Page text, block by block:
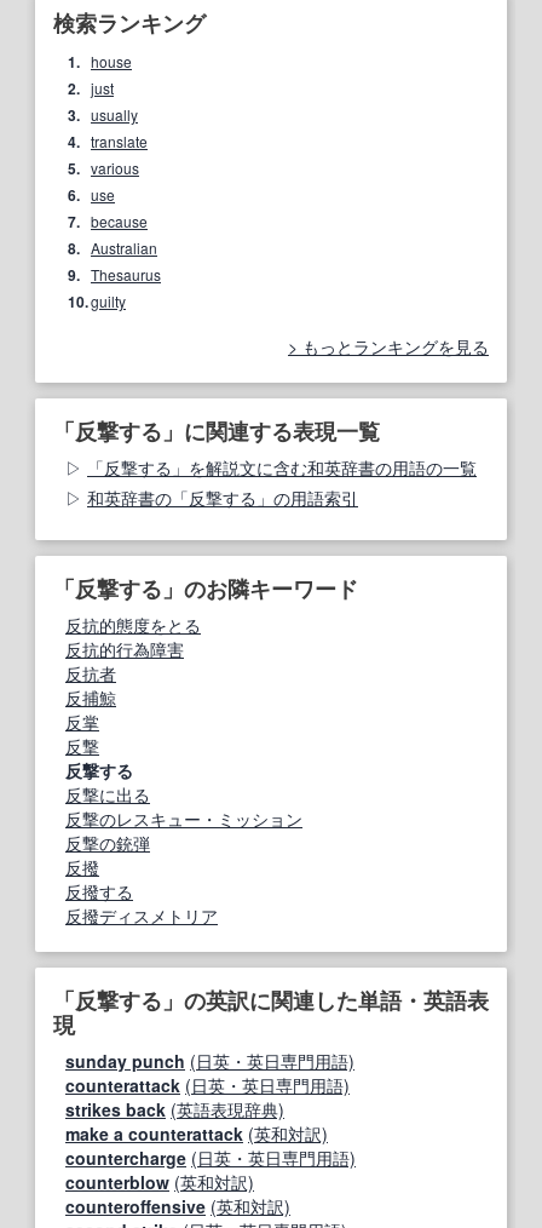
検索ランキング
1. house
2. just
3. usually
4. translate
5. various
6. use
7. because
8. Australian
9. Thesaurus
10.guilty
もっとランキングを見る
「反撃する」に関連する表現一覧
「反撃する」を解説文に含む和英辞書の用語の一覧
和英辞書の「反撃する」の用語索引
「反撃する」のお隣キーワード
反抗的態度をとる
反抗的行為障害
反抗者
反捕鯨
反掌
反撃
反撃する
反撃に出る
反撃のレスキュー・ミッション
反撃の銃弾
反撥
反撥する
反撥ディスメトリア
「反撃する」の英訳に関連した単語・英語表
現
sunday punch (日英・英日専門用語)
counterattack (日英・英日専門用語)
strikes back (英語表現辞典)
make a counterattack (英和対訳)
countercharge (日英・英日専門用語)
counterblow (英和対訳)
counteroffensive (英和対訳)